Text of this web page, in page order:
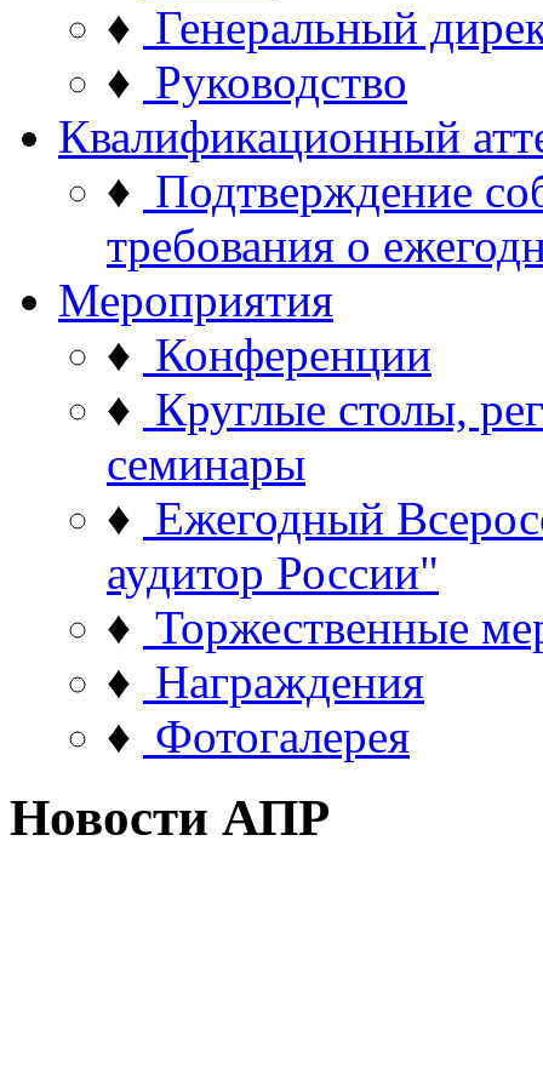
♦ Генеральный
♦ Руководство
Квалификационный
♦ Подтверждение
требования о
Мероприятия
♦ Конференции
♦ Круглые столы,
семинары
♦ Ежегодный
аудитор России"
♦ Торжественные
♦ Награждения
♦ Фотогалерея
Новости АПР